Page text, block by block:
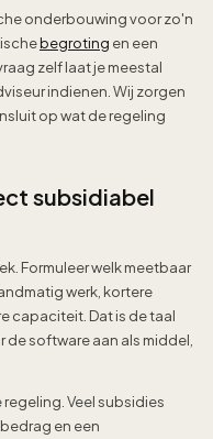
onderbouwing voor zo'n
begroting en een
zelf laat je meestal
indienen. Wij zorgen
op wat de regeling
subsidiabel
Formuleer welk meetbaar
werk, kortere
capaciteit. Dat is de taal
software aan als middel,
Veel subsidies
en een